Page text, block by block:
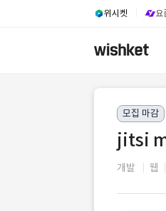
위시켓 요
모집 마감
jitsi
개발 웹